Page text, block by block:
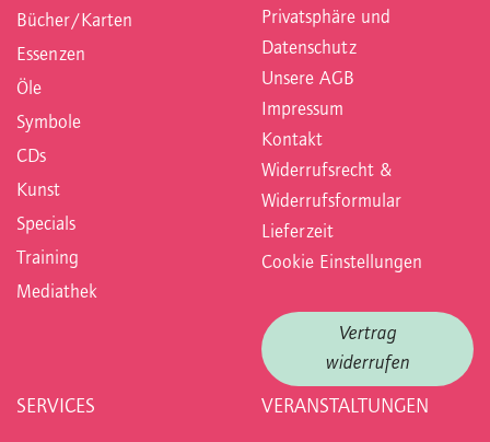
Bücher/Karten
Essenzen
Öle
Symbole
CDs
Kunst
Specials
Training
Mediathek
Privatsphäre und
Datenschutz
Unsere AGB
Impressum
Kontakt
Widerrufsrecht &
Widerrufsformular
Lieferzeit
Cookie Einstellungen
Vertrag
widerrufen
SERVICES VERANSTALTUNGEN